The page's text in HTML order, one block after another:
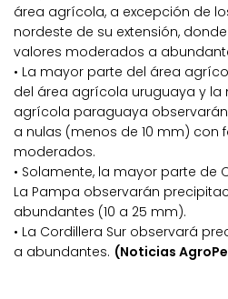
área agrícola, a excepción de
nordeste de su extensión,
valores moderados a
• La mayor parte del área
del área agrícola uruguaya y la
agrícola paraguaya
a nulas (menos de 10 mm) con
moderados.
• Solamente, la mayor parte de
La Pampa observarán
abundantes (10 a 25 mm).
• La Cordillera Sur observará
a abundantes. (Noticias